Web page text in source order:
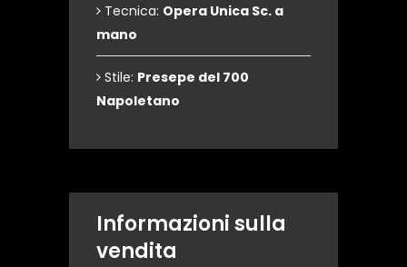
Tecnica: Opera Unica Sc. a
mano
Stile: Presepe del 700
Napoletano
Informazioni sulla
vendita